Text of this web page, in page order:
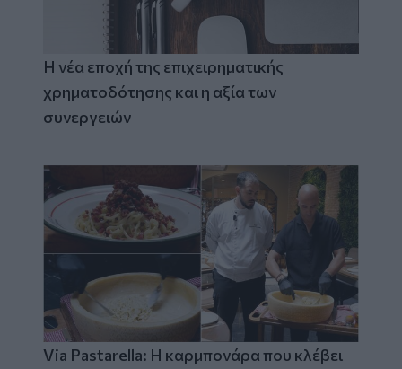
Η νέα εποχή της επιχειρηματικής
χρηματοδότησης και η αξία των
συνεργειών
Via Pastarella: Η καρμπονάρα που κλέβει